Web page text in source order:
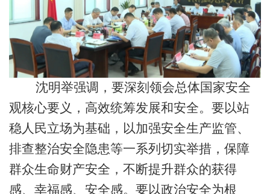
沈明举强调，要深刻领会总体国家安全
观核心要义，高效统筹发展和安全。要以站
稳人民立场为基础，以加强安全生产监管、
排查整治安全隐患等一系列切实举措，保障
群众生命财产安全，不断提升群众的获得
感、幸福感、安全感。要以政治安全为根